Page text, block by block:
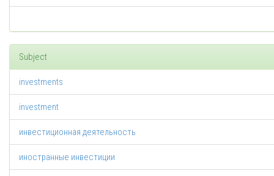
Subject
investments
investment
инвестиционная деятельность
иностранные инвестиции